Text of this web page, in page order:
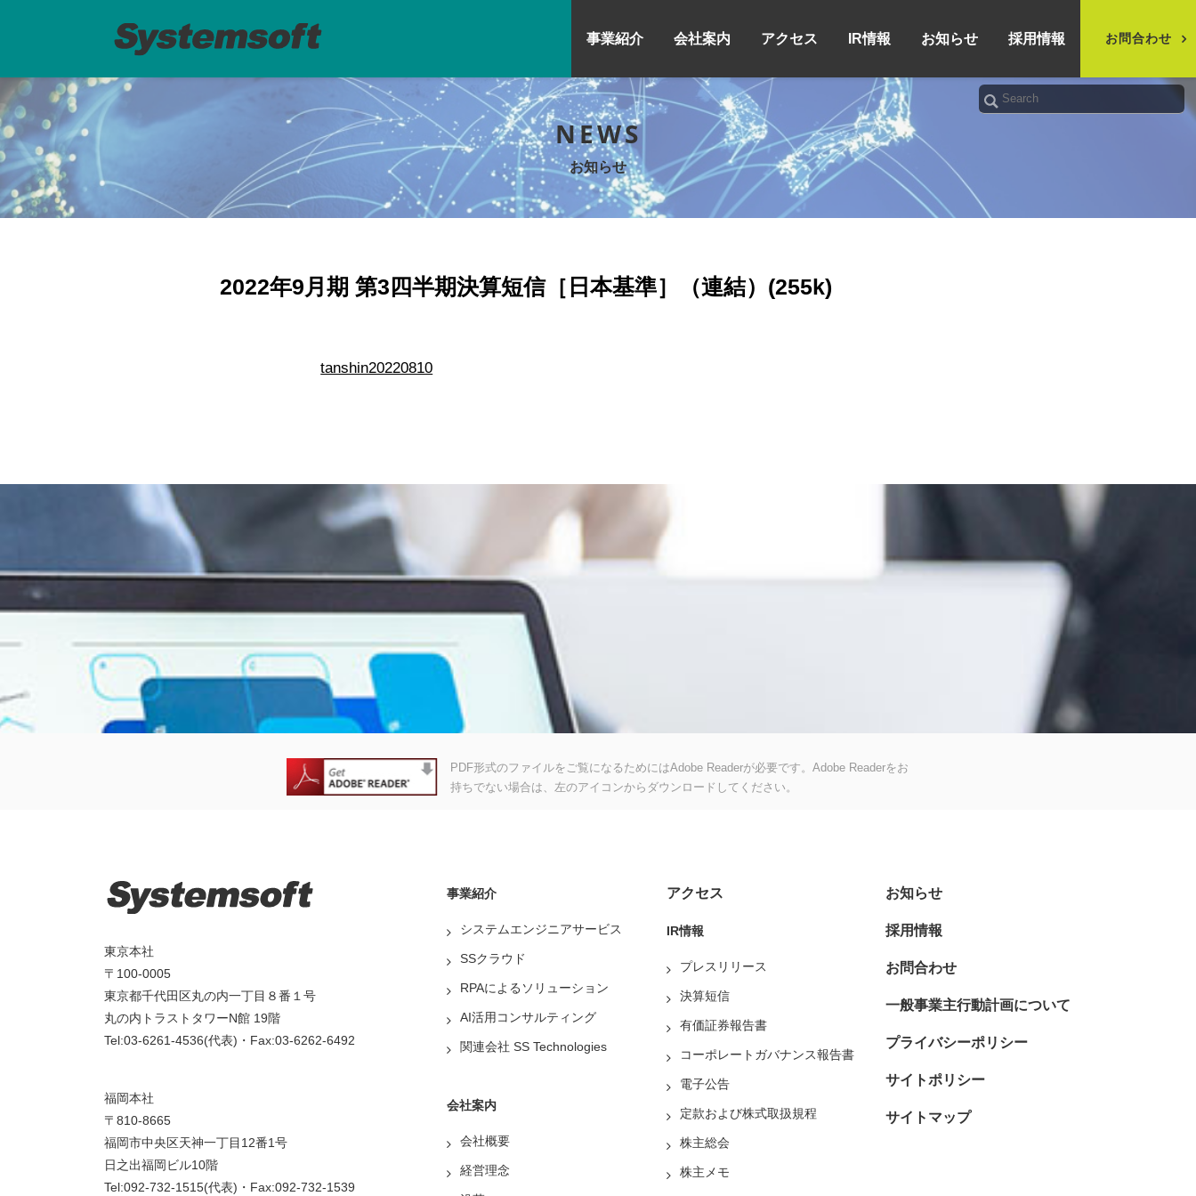
事業紹介 会社案内 アクセス IR情報 お知らせ 採用情報 お問合わせ
NEWS
お知らせ
2022年9月期 第3四半期決算短信［日本基準］（連結）(255k)
tanshin20220810
PDF形式のファイルをご覧になるためにはAdobe Readerが必要です。Adobe Readerをお
持ちでない場合は、左のアイコンからダウンロードしてください。
東京本社
〒100-0005
東京都千代田区丸の内一丁目８番１号
丸の内トラストタワーN館 19階
Tel:03-6261-4536(代表)・Fax:03-6262-6492
福岡本社
〒810-8665
福岡市中央区天神一丁目12番1号
日之出福岡ビル10階
Tel:092-732-1515(代表)・Fax:092-732-1539
事業紹介
システムエンジニアサービス
SSクラウド
RPAによるソリューション
AI活用コンサルティング
関連会社 SS Technologies
会社案内
会社概要
経営理念
アクセス
IR情報
プレスリリース
決算短信
有価証券報告書
コーポレートガバナンス報告書
電子公告
定款および株式取扱規程
株主総会
株主メモ
お知らせ
採用情報
お問合わせ
一般事業主行動計画について
プライバシーポリシー
サイトポリシー
サイトマップ